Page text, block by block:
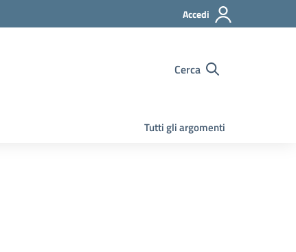
Accedi
Cerca
Tutti gli argomenti